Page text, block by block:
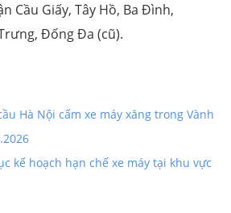
Cầu Giấy, Tây Hồ, Ba Đình,
Đống Đa (cũ).
Hà Nội cấm xe máy xăng trong Vành
kế hoạch hạn chế xe máy tại khu vực